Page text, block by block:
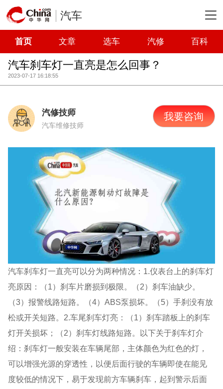
汽车
首页 文章 选车 汽修 百科
汽车刹车灯一直亮是怎么回事？
2023-07-17 16:18:55
汽修技师
汽车维修技师
我要咨询
汽车刹车灯一直亮可以分为两种情况：1.仪表台上的刹车灯
亮原因：（1）刹车片磨损到极限。（2）刹车油缺少。
（3）报警线路短路。（4）ABS泵损坏。（5）手刹没有放
松或开关短路。2.车尾刹车灯亮：（1）刹车踏板上的刹车
灯开关损坏；（2）刹车灯线路短路。以下关于刹车灯介
绍：刹车灯一般安装在车辆尾部，主体颜色为红色的灯，
可以增强光源的穿透性，以便后面行驶的车辆即使在能见
度较低的情况下，易于发现前方车辆刹车，起到警示后面